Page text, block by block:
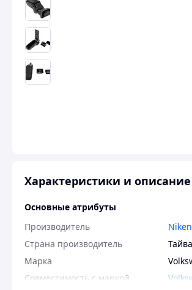
Характеристики и описание
Основные атрибуты
Производитель
Niken
Страна производитель
Марка
Совместимость с маркой